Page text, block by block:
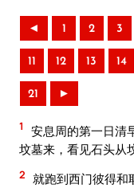
◄ 1 2 3
11 12 13 14
21 ►
1
安息周的第一日清
坟墓来，看见石头从
2 就跑到西门彼得和